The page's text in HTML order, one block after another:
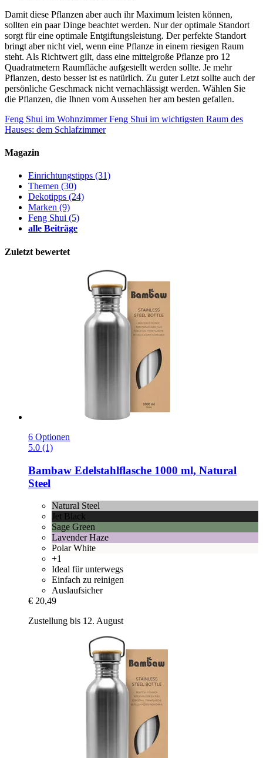
Damit diese Pflanzen aber auch ihr Maximum leisten können,
sollten ein paar Dinge beachtet werden. Nur der optimale Standort
sorgt für eine optimale Entgiftungsleistung. Der perfekte Standort
bringt aber nicht viel, wenn eine Pflanze in einem riesigen Raum
steht. Als Richtwert gilt, dass eine mittelgroße Pflanze pro 12
Quadratmetern Raumfläche aufgestellt werden sollte. Je mehr
Pflanzen, desto besser ist es natürlich. Zu guter Letzt sollte auch der
persönliche Geschmack nicht vernachlässigt werden. Wählen Sie
die Pflanzen, die Ihnen vom Aussehen her am besten gefallen.
Feng Shui im Wohnzimmer Feng Shui im wichtigsten Raum des
Hauses: dem Schlafzimmer
Magazin
Einrichtungstipps (31)
Themen (30)
Dekotipps (24)
Marken (9)
Feng Shui (5)
alle Beiträge
Zuletzt bewertet
6 Optionen
5.0 (1)
Bambaw Edelstahlflasche 1000 ml, Natural
Steel
Natural Steel
Jet Black
Sage Green
Lavender Haze
Polar White
+1
Ideal für unterwegs
Einfach zu reinigen
Auslaufsicher
€ 20,49
Zustellung bis 12. August